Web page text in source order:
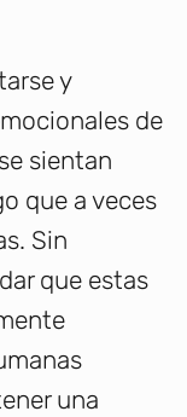
y
de
sientan
que a veces
Sin
que estas
una